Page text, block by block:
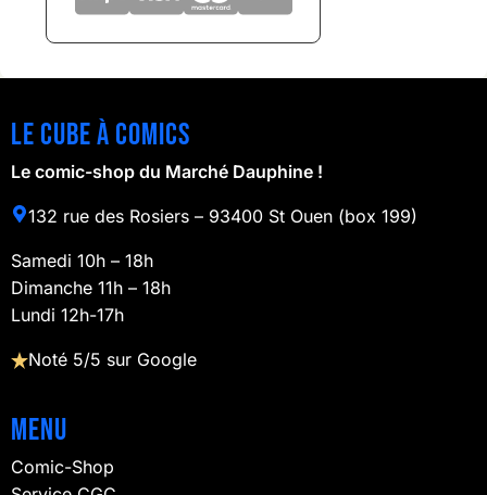
Le cube à comics
Le comic-shop du Marché Dauphine !
132 rue des Rosiers – 93400 St Ouen (box 199)
Samedi 10h – 18h
Dimanche 11h – 18h
Lundi 12h-17h
Noté 5/5 sur Google
Menu
Comic-Shop